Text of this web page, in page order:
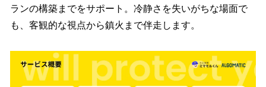
ランの構築までをサポート。冷静さを失いがちな場面で
も、客観的な視点から鎮火まで伴走します。